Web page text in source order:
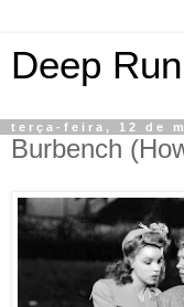
Deep Run
terça-feira, 12 de
Burbench